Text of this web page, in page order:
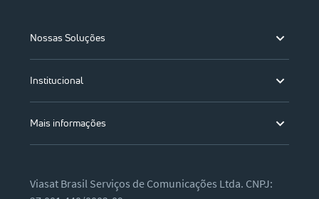
Nossas Soluções
Institucional
Mais informações
Viasat Brasil Serviços de Comunicações Ltda. CNPJ: